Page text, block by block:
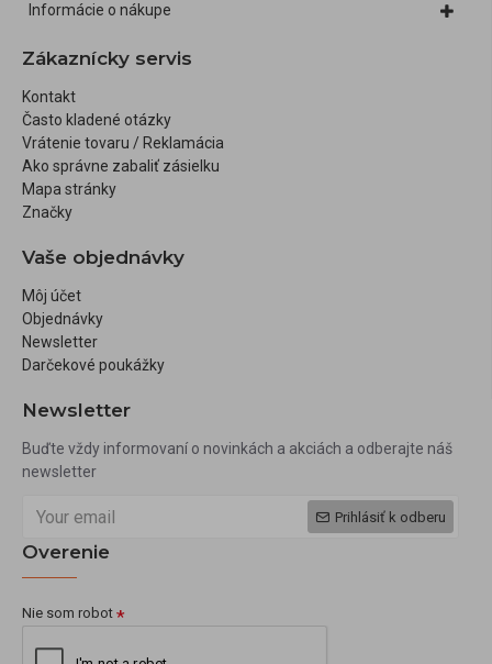
Informácie o nákupe
Zákaznícky servis
Kontakt
Často kladené otázky
Vrátenie tovaru / Reklamácia
Ako správne zabaliť zásielku
Mapa stránky
Značky
Vaše objednávky
Môj účet
Objednávky
Newsletter
Darčekové poukážky
Newsletter
Buďte vždy informovaní o novinkách a akciách a odberajte náš
newsletter
Prihlásiť k odberu
Overenie
Nie som robot